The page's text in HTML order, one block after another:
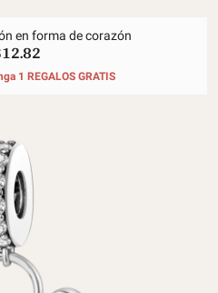
en forma de corazón
1 REGALOS GRATIS